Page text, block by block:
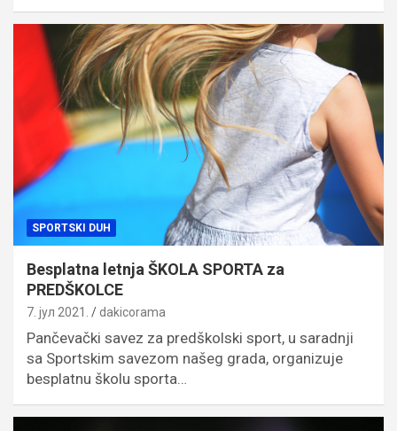
SPORTSKI DUH
Besplatna letnja ŠKOLA SPORTA za
PREDŠKOLCE
7. јул 2021. dakicorama
Pančevački savez za predškolski sport, u saradnji
sa Sportskim savezom našeg grada, organizuje
besplatnu školu sporta…